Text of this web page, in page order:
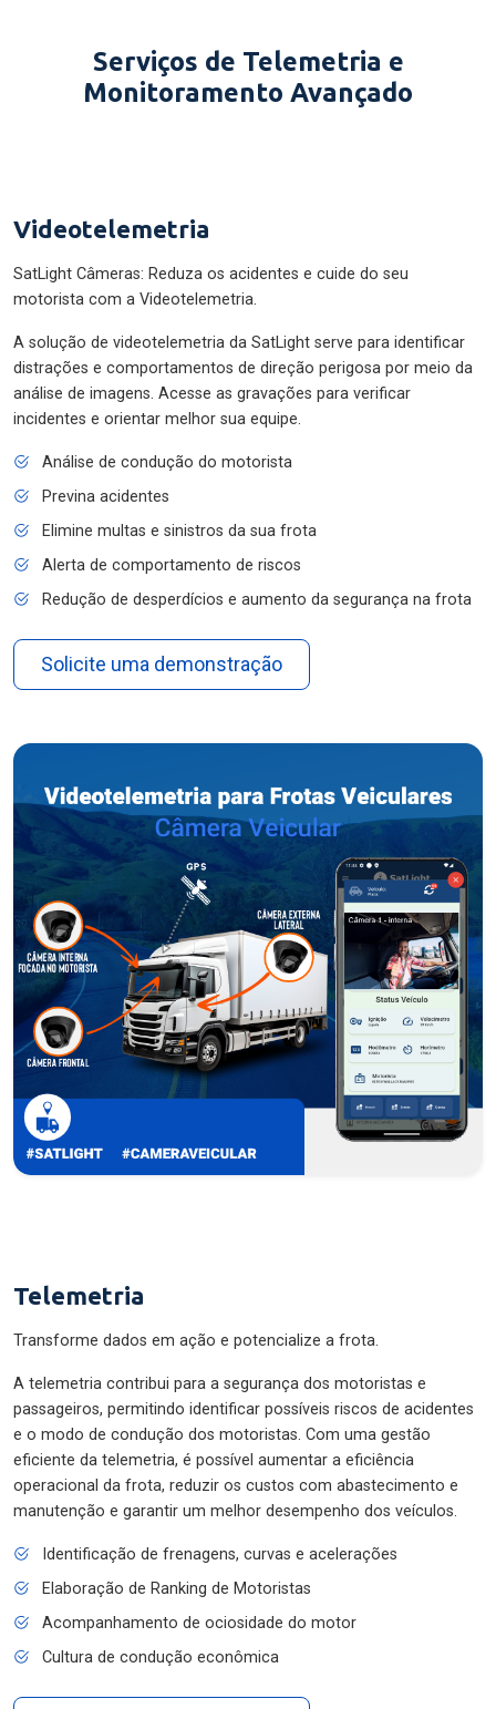
Serviços de Telemetria e
Monitoramento Avançado
Videotelemetria
SatLight Câmeras: Reduza os acidentes e cuide do seu
motorista com a Videotelemetria.
A solução de videotelemetria da SatLight serve para identificar
distrações e comportamentos de direção perigosa por meio da
análise de imagens. Acesse as gravações para verificar
incidentes e orientar melhor sua equipe.
Análise de condução do motorista
Previna acidentes
Elimine multas e sinistros da sua frota
Alerta de comportamento de riscos
Redução de desperdícios e aumento da segurança na frota
Solicite uma demonstração
Telemetria
Transforme dados em ação e potencialize a frota.
A telemetria contribui para a segurança dos motoristas e
passageiros, permitindo identificar possíveis riscos de acidentes
e o modo de condução dos motoristas. Com uma gestão
eficiente da telemetria, é possível aumentar a eficiência
operacional da frota, reduzir os custos com abastecimento e
manutenção e garantir um melhor desempenho dos veículos.
Identificação de frenagens, curvas e acelerações
Elaboração de Ranking de Motoristas
Acompanhamento de ociosidade do motor
Cultura de condução econômica